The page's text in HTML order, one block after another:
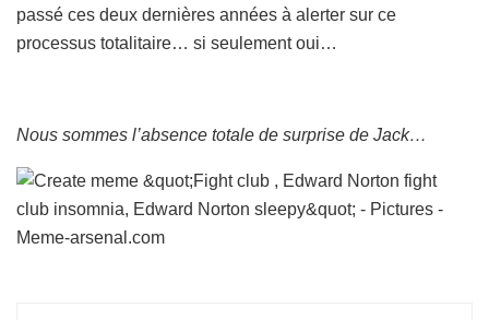
passé ces deux dernières années à alerter sur ce
processus totalitaire… si seulement oui…
Nous sommes l’absence totale de surprise de Jack…